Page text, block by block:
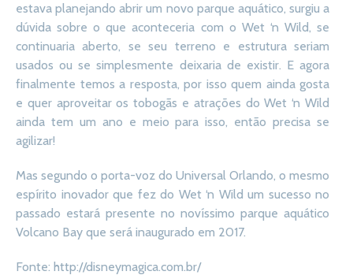
estava planejando abrir um novo parque aquático, surgiu a
dúvida sobre o que aconteceria com o Wet ‘n Wild, se
continuaria aberto, se seu terreno e estrutura seriam
usados ou se simplesmente deixaria de existir. E agora
finalmente temos a resposta, por isso quem ainda gosta
e quer aproveitar os tobogãs e atrações do Wet ‘n Wild
ainda tem um ano e meio para isso, então precisa se
agilizar!
Mas segundo o porta-voz do Universal Orlando, o mesmo
espírito inovador que fez do Wet ‘n Wild um sucesso no
passado estará presente no novíssimo parque aquático
Volcano Bay que será inaugurado em 2017.
Fonte: http://disneymagica.com.br/